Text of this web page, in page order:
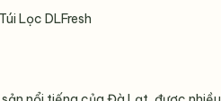
Lọc DLFresh